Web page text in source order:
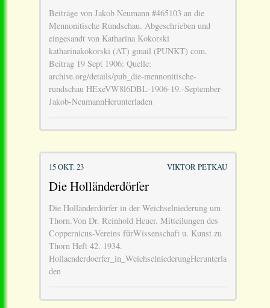
Beiträge von Jakob Neumann #465103 an die
Mennonitische Rundschau. Abgeschrieben und
eingesandt von Katharina Kokorski
katharinakokorski (AT) gmail (PUNKT) com.
Beitrag 19 Sept 1906: Quelle:
archive.org/details/pub_die-mennonitische-
rundschau HExeVW8l6DBL-1906-19.-September-
Jakob-NeumannHerunterladen
15 OKT. 23 VIKTOR PETKAU
Die Holländerdörfer
Die Holländerdörfer in der Weichselniederung um
Thorn.Von Dr. Reinhold Heuer. Mitteilungen des
Coppernicus-Vereins fürWissenschaft u. Kunst zu
Thorn Heft 42. 1934.
Hollaenderdoerfer_in_WeichselniederungHerunterla
den